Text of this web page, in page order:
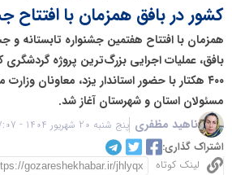
کشور در بافق همزمان با افتتاح
همزمان با افتتاح هفتمین جشنواره تابستانه و
بافق، عملیات اجرایی بزرگ‌ترین پروژه
۴۰۰ هکتار با حضور استاندار یزد، معاونان
مسئولان استان و شهرستان آغاز شد.
ناهید مظفری پنج شنبه 20 شهریور 1404 - 07:07
اشتراک گذاری:
لینک کوتاه